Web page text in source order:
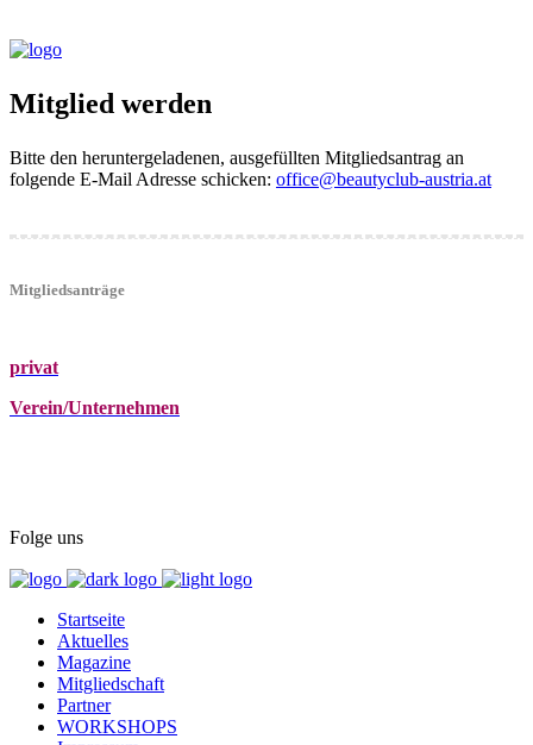
Mitglied werden
Bitte den heruntergeladenen, ausgefüllten Mitgliedsantrag an
folgende E-Mail Adresse schicken: office@beautyclub-austria.at
Mitgliedsanträge
privat
Verein/Unternehmen
Folge uns
Startseite
Aktuelles
Magazine
Mitgliedschaft
Partner
WORKSHOPS